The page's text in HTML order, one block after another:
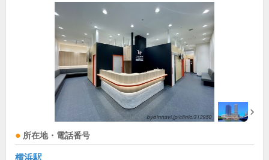
所在地・電話番号
横浜駅